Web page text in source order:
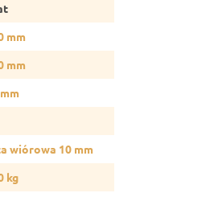
mm
mm
wiórowa 10 mm
kg